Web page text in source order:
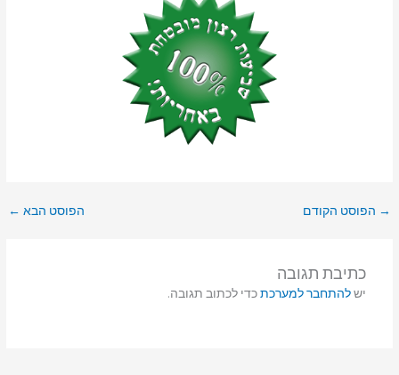
→ הפוסט הקודם הפוסט הבא ←
כתיבת תגובה
ישלהתחבר למערכתכדי לכתוב תגובה.